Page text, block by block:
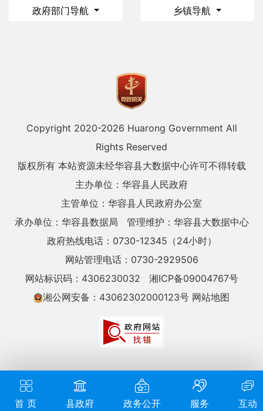
首 页 县政府 政务公开 服务 互动
政府部门导航 乡镇导航
Copyright 2020-2026 Huarong Government All
Rights Reserved
版权所有 本站资源未经华容县大数据中心许可不得转载
主办单位：华容县人民政府
主管单位：华容县人民政府办公室
承办单位：华容县数据局
管理维护：华容县大数据中心
政府热线电话：0730-12345（24小时）
网站管理电话：0730-2929506
网站标识码：4306230032
湘ICP备09004767号
湘公网安备：43062302000123号 网站地图